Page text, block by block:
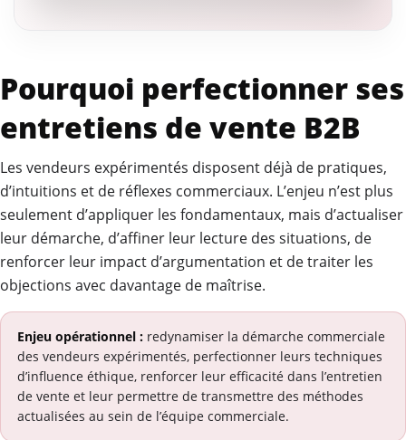
Pourquoi perfectionner ses
entretiens de vente B2B
Les vendeurs expérimentés disposent déjà de pratiques,
d’intuitions et de réflexes commerciaux. L’enjeu n’est plus
seulement d’appliquer les fondamentaux, mais d’actualiser
leur démarche, d’affiner leur lecture des situations, de
renforcer leur impact d’argumentation et de traiter les
objections avec davantage de maîtrise.
Enjeu opérationnel : redynamiser la démarche commerciale
des vendeurs expérimentés, perfectionner leurs techniques
d’influence éthique, renforcer leur efficacité dans l’entretien
de vente et leur permettre de transmettre des méthodes
actualisées au sein de l’équipe commerciale.